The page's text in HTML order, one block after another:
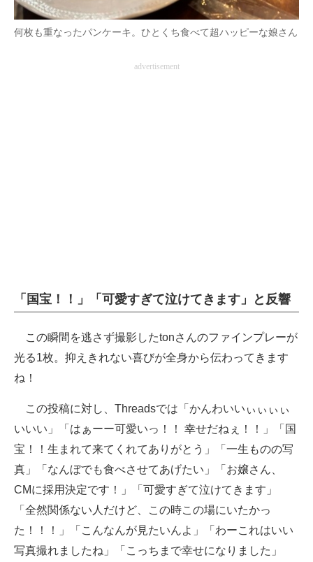
何枚も重なったパンケーキ。ひとくち食べて超ハッピーな娘さん
advertisement
「国宝！！」「可愛すぎて泣けてきます」と反響
この瞬間を逃さず撮影したtonさんのファインプレーが
光る1枚。抑えきれない喜びが全身から伝わってきます
ね！
この投稿に対し、Threadsでは「かんわいいぃぃぃぃ
いいい」「はぁーー可愛いっ！！ 幸せだねぇ！！」「国
宝！！生まれて来てくれてありがとう」「一生ものの写
真」「なんぼでも食べさせてあげたい」「お嬢さん、
CMに採用決定です！」「可愛すぎて泣けてきます」
「全然関係ない人だけど、この時この場にいたかっ
た！！！」「こんなんが見たいんよ」「わーこれはいい
写真撮れましたね」「こっちまで幸せになりました」